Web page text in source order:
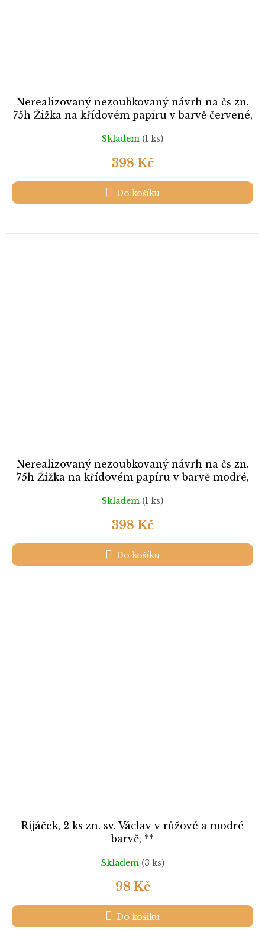
Nerealizovaný nezoubkovaný návrh na čs zn.
75h Žižka na křídovém papíru v barvě červené,
Skladem (1 ks)
398 Kč
Do košíku
Nerealizovaný nezoubkovaný návrh na čs zn.
75h Žižka na křídovém papíru v barvě modré,
Skladem (1 ks)
398 Kč
Do košíku
Rijáček, 2 ks zn. sv. Václav v růžové a modré
barvě, **
Skladem (3 ks)
98 Kč
Do košíku